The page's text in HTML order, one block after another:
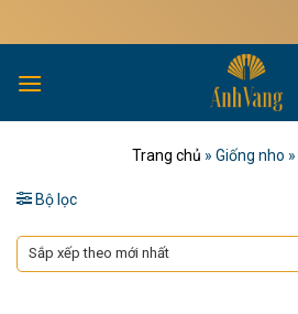
qua
dung
Trang chủ » Giống nho »
Bộ lọc